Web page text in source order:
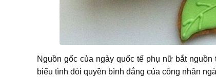
Nguồn gốc của ngày quốc tế phụ nữ bắt
biểu tình đòi quyền bình đẳng của công nhân